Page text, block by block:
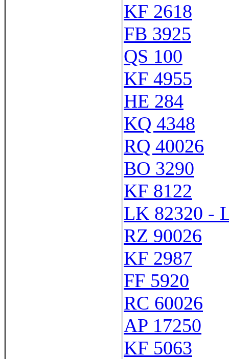
KF 2618
FB 3925
QS 100
KF 4955
HE 284
KQ 4348
RQ 40026
BO 3290
KF 8122
LK 82320 -
RZ 90026
KF 2987
FF 5920
RC 60026
AP 17250
KF 5063